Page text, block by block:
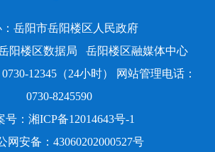
：岳阳市岳阳楼区人民政府
阳楼区数据局
岳阳楼区融媒体中心
12345（24小时） 网站管理电话：
0730-8245590
号： 湘ICP备12014643号-1
网安备：43060202000527号